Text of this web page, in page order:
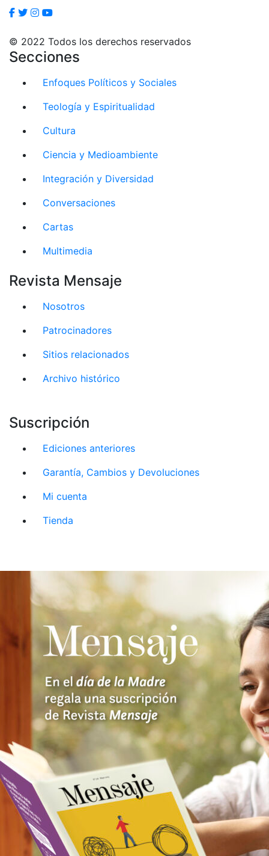
© 2022 Todos los derechos reservados
Secciones
Enfoques Políticos y Sociales
Teología y Espiritualidad
Cultura
Ciencia y Medioambiente
Integración y Diversidad
Conversaciones
Cartas
Multimedia
Revista Mensaje
Nosotros
Patrocinadores
Sitios relacionados
Archivo histórico
Suscripción
Ediciones anteriores
Garantía, Cambios y Devoluciones
Mi cuenta
Tienda